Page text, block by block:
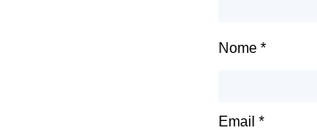
Nome *
Email *